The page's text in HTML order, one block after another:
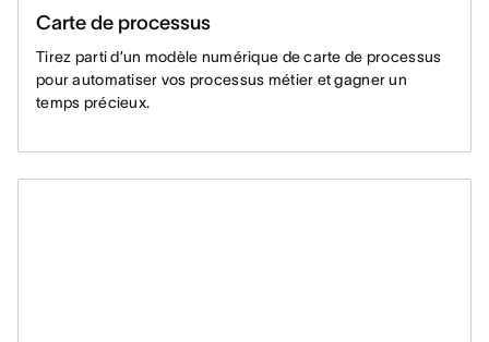
Carte de processus
Tirez parti d’un modèle numérique de carte de processus
pour automatiser vos processus métier et gagner un
temps précieux.